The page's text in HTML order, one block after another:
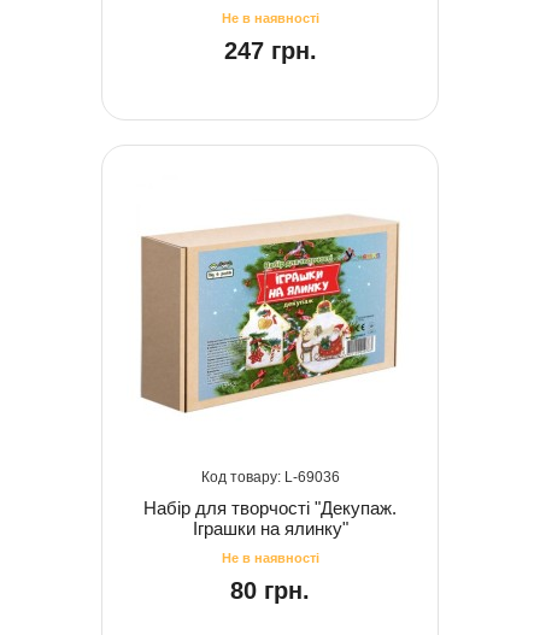
247 грн.
69036
Набір для творчості "Декупаж.
Іграшки на ялинку"
80 грн.